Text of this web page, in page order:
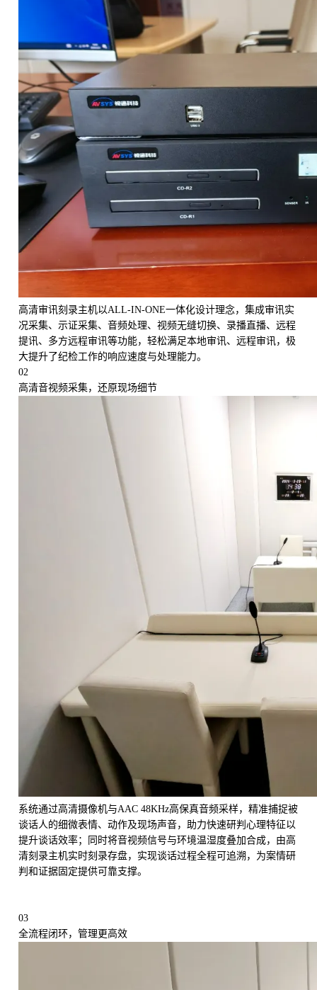
高清审讯刻录主机以ALL-IN-ONE一体化设计理念，集成审讯实
况采集、示证采集、音频处理、视频无缝切换、录播直播、远程
提讯、多方远程审讯等功能，轻松满足本地审讯、远程审讯，极
大提升了纪检工作的响应速度与处理能力。
02
高清音视频采集，还原现场细节
系统通过高清摄像机与AAC 48KHz高保真音频采样，精准捕捉被
谈话人的细微表情、动作及现场声音，助力快速研判心理特征以
提升谈话效率；同时将音视频信号与环境温湿度叠加合成，由高
清刻录主机实时刻录存盘，实现谈话过程全程可追溯，为案情研
判和证据固定提供可靠支撑。
03
全流程闭环，管理更高效